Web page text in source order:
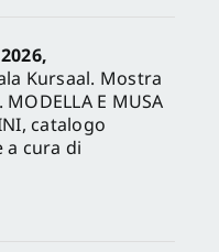
Kursaal. Mostra
MODELLA E MUSA
catalogo
a cura di